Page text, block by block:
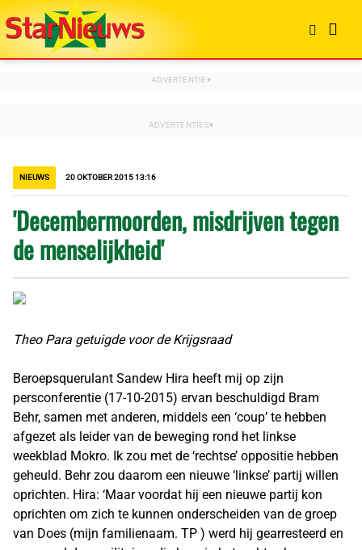
NIEUWS 20 OKTOBER 2015 13:16
'Decembermoorden, misdrijven tegen
de menselijkheid'
Theo Para getuigde voor de Krijgsraad
Beroepsquerulant Sandew Hira heeft mij op zijn
persconferentie (17-10-2015) ervan beschuldigd Bram
Behr, samen met anderen, middels een ‘coup’ te hebben
afgezet als leider van de beweging rond het linkse
weekblad Mokro. Ik zou met de ‘rechtse’ oppositie hebben
geheuld. Behr zou daarom een nieuwe ‘linkse’ partij willen
oprichten. Hira: ‘Maar voordat hij een nieuwe partij kon
oprichten om zich te kunnen onderscheiden van de groep
van Does (mijn familienaam. TP ) werd hij gearresteerd en